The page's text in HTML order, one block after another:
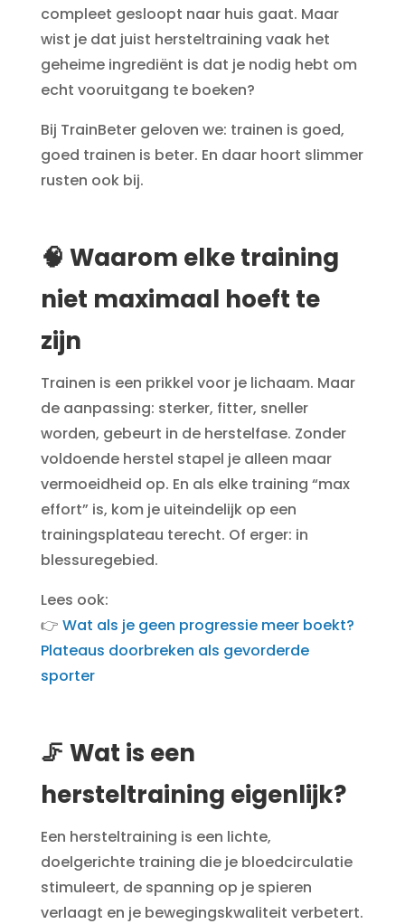
compleet gesloopt naar huis gaat. Maar
wist je dat juist hersteltraining vaak het
geheime ingrediënt is dat je nodig hebt om
echt vooruitgang te boeken?
Bij TrainBeter geloven we: trainen is goed,
goed trainen is beter. En daar hoort slimmer
rusten ook bij.
🧠 Waarom elke training
niet maximaal hoeft te
zijn
Trainen is een prikkel voor je lichaam. Maar
de aanpassing: sterker, fitter, sneller
worden, gebeurt in de herstelfase. Zonder
voldoende herstel stapel je alleen maar
vermoeidheid op. En als elke training “max
effort” is, kom je uiteindelijk op een
trainingsplateau terecht. Of erger: in
blessuregebied.
Lees ook:
👉 Wat als je geen progressie meer boekt?
Plateaus doorbreken als gevorderde
sporter
🦵 Wat is een
hersteltraining eigenlijk?
Een hersteltraining is een lichte,
doelgerichte training die je bloedcirculatie
stimuleert, de spanning op je spieren
verlaagt en je bewegingskwaliteit verbetert.